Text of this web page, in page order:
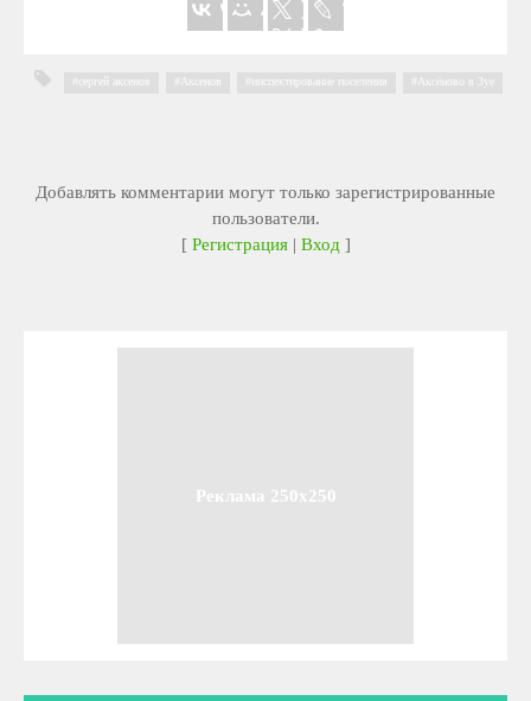
сергей аксенов Аксенов инспектирование поселения Аксёново в Зуе
Добавлять комментарии могут только зарегистрированные
пользователи.
[ Регистрация| Вход]
Реклама 250x250